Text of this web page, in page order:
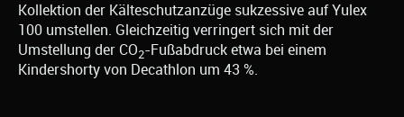
Kollektion der Kälteschutzanzüge sukzessive auf Yulex
100 umstellen. Gleichzeitig verringert sich mit der
Umstellung der CO2-Fußabdruck etwa bei einem
Kindershorty von Decathlon um 43 %.